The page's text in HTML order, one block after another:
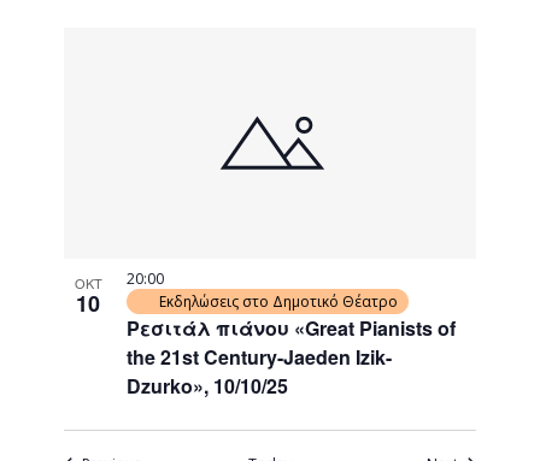
ΟΚΤ
10
Ρεσιτάλ πιάνου «Great Pianists of
the 21st Century-Jaeden Izik-
Dzurko», 10/10/25
20:00
Εκδηλώσεις στο Δημοτικό Θέατρο